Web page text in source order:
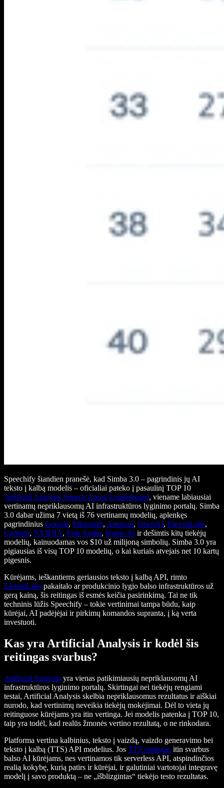
Speechify šiandien pranešė, kad Simba 3.0 – pagrindinis jų AI
teksto į kalbą modelis – oficialiai pateko į pasaulinį TOP 10
Artificial Analysis Speech Arena Leaderboard, viename labiausiai
vertinamų nepriklausomų AI infrastruktūros lyginimo portalų. Simba
3.0 dabar užima 7 vietą iš 76 vertinamų modelių, aplenkęs
pagrindinius Google, Microsoft, Amazon, OpenAI, ElevenLabs,
Cartesia, NVIDIA, Fish Audio, Hume AI ir dešimtis kitų tiekėjų
modelių, kainuodamas vos $10 už milijoną simbolių. Simba 3.0 yra
pigiausias iš visų TOP 10 modelių, o kai kuriais atvejais net 10 kartų
pigesnis.
Kūrėjams, ieškantiems geriausios teksto į kalbą API, rimto
ElevenLabs pakaitalo ar produkcinio lygio balso infrastruktūros už
gerą kainą, šis reitingas iš esmės keičia pasirinkimą. Tai ne tik
techninis lūžis Speechify – tokie vertinimai tampa būdu, kaip
kūrėjai, AI padėjėjai ir pirkimų komandos supranta, į ką verta
investuoti.
Kas yra Artificial Analysis ir kodėl šis
reitingas svarbus?
Artificial Analysis yra vienas patikimiausių nepriklausomų AI
infrastruktūros lyginimo portalų. Skirtingai nei tiekėjų rengiami
testai, Artificial Analysis skelbia nepriklausomus rezultatus ir aiškiai
nurodo, kad vertinimų neveikia tiekėjų mokėjimai. Dėl to vieta jų
reitinguose kūrėjams yra itin vertinga. Jei modelis patenka į TOP 10,
taip yra todėl, kad realūs žmonės vertino rezultatą, o ne rinkodara.
Platforma vertina kalbinius, teksto į vaizdą, vaizdo generavimo bei
teksto į kalbą (TTS) API modelius. Jos TTS reitingas itin svarbus
balso AI kūrėjams, nes vertinamos tik serverless API, atspindinčios
realią kokybę, kurią patirs ir kūrėjai, ir galutiniai vartotojai integravę
modelį į savo produktą – ne „išblizgintas“ tiekėjo testo rezultatas.